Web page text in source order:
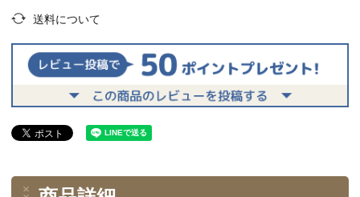
送料について